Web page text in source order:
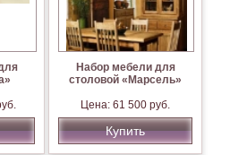
Набор мебели для
столовой «Марсель»
Цена: 61 500 руб.
Купить